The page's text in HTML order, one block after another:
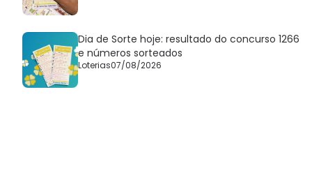
Dia de Sorte hoje: resultado do concurso 1266
e números sorteados
Loterias07/08/2026